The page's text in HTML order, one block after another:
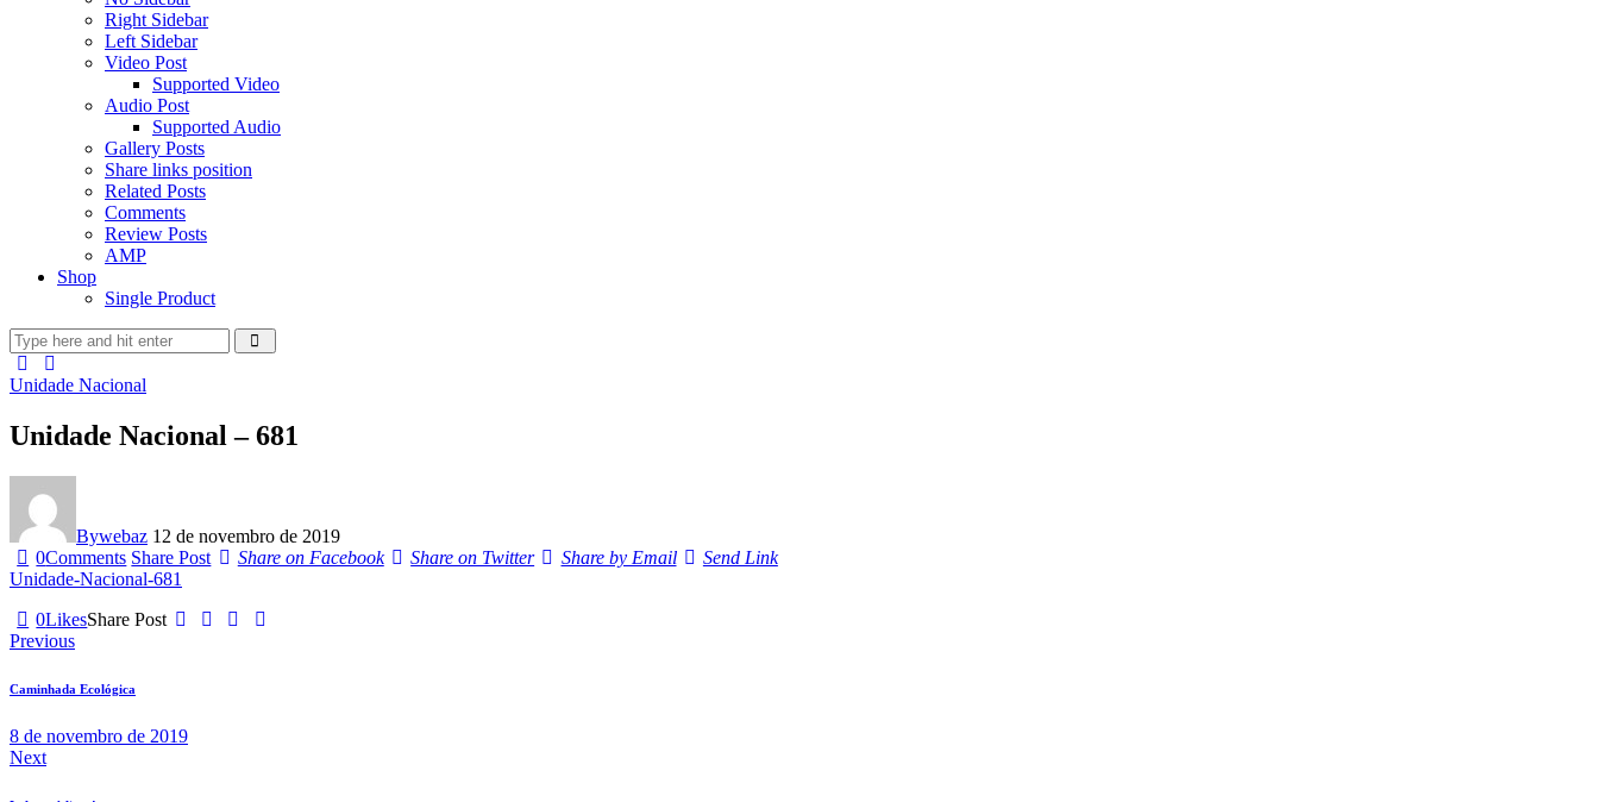
Right Sidebar
Left Sidebar
Video Post
Supported Video
Audio Post
Supported Audio
Gallery Posts
Share links position
Related Posts
Comments
Review Posts
AMP
Shop
Single Product
Unidade Nacional
Unidade Nacional – 681
Bywebaz 12 de novembro de 2019
0Comments Share Post Share on Facebook Share on Twitter Share by Email
Send Link
Unidade-Nacional-681
0LikesShare Post
Previous
Caminhada Ecológica
8 de novembro de 2019
Next